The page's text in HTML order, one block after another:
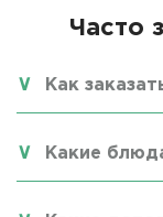
Часто
Как
Какие